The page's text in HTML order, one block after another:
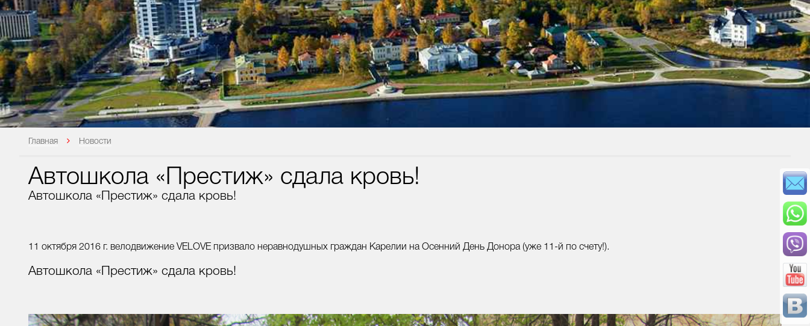
Главная Новости
Автошкола «Престиж» сдала кровь!
Автошкола «Престиж» сдала кровь!
11 октября 2016 г. велодвижение VELOVE призвало неравнодушных граждан Карелии на Осенний День Донора (уже 11-й по счету!).
Автошкола «Престиж» сдала кровь!